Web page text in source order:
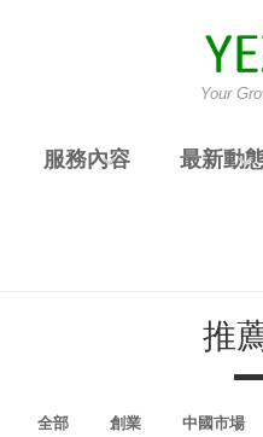
Your
服務內容 最新動
推
全部 創業 中國市場